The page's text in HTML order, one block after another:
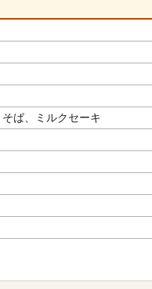
ば、ミルクセーキ